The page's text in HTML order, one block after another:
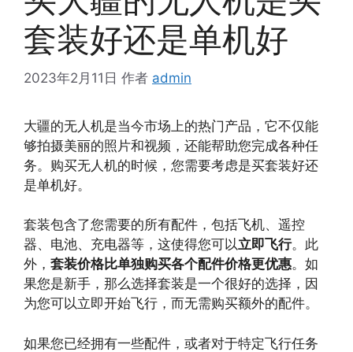
套装好还是单机好
2023年2月11日 作者 admin
大疆的无人机是当今市场上的热门产品，它不仅能
够拍摄美丽的照片和视频，还能帮助您完成各种任
务。购买无人机的时候，您需要考虑是买套装好还
是单机好。
套装包含了您需要的所有配件，包括飞机、遥控
器、电池、充电器等，这使得您可以立即飞行。此
外， 套装价格比单独购买各个配件价格更优惠。如
果您是新手，那么选择套装是一个很好的选择，因
为您可以立即开始飞行，而无需购买额外的配件。
如果您已经拥有一些配件，或者对于特定飞行任务